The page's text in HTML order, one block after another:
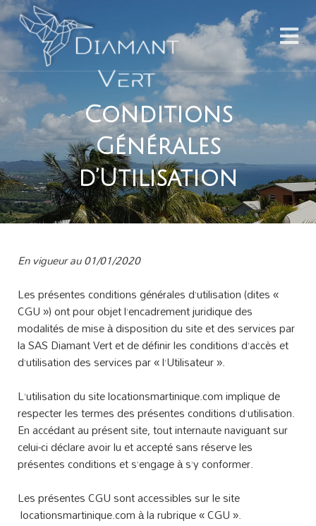
Conditions
Générales
d’Utilisation
En vigueur au 01/01/2020
Les présentes conditions générales d’utilisation (dites «
CGU ») ont pour objet l’encadrement juridique des
modalités de mise à disposition du site et des services par
la SAS Diamant Vert et de définir les conditions d’accès et
d’utilisation des services par « l’Utilisateur ».
L’utilisation du site locationsmartinique.com implique de
respecter les termes des présentes conditions d’utilisation.
En accédant au présent site, tout internaute naviguant sur
celui-ci déclare avoir lu et accepté sans réserve les
présentes conditions et s’engage à s’y conformer.
Les présentes CGU sont accessibles sur le site
locationsmartinique.com à la rubrique « CGU ».